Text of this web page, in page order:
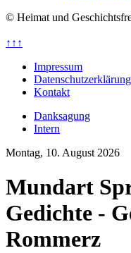
© Heimat und
↑↑↑
Impressum
Datenschutzerklärung
Kontakt
Danksagung
Intern
Montag, 10. August 2026
Mundart
Gedichte -
Rommerz